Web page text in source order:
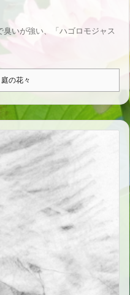
いが強い、「ハゴロモジャス
庭の花々